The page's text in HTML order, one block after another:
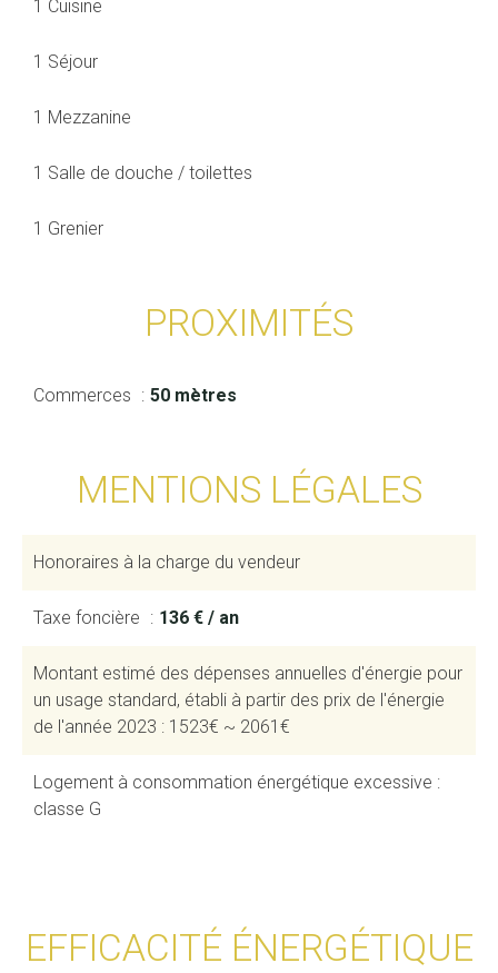
1 Cuisine
1 Séjour
1 Mezzanine
1 Salle de douche / toilettes
1 Grenier
PROXIMITÉS
Commerces 50 mètres
MENTIONS LÉGALES
Honoraires à la charge du vendeur
Taxe foncière 136 € / an
Montant estimé des dépenses annuelles d'énergie pour
un usage standard, établi à partir des prix de l'énergie
de l'année 2023 : 1523€ ~ 2061€
Logement à consommation énergétique excessive :
classe G
EFFICACITÉ ÉNERGÉTIQUE